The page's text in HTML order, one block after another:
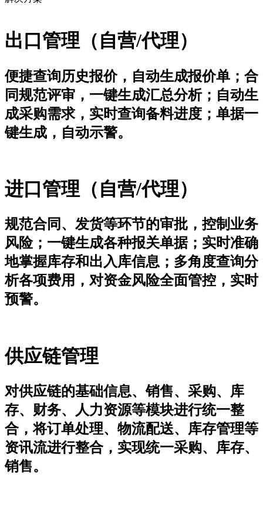
出口管理（自营/代理）
便捷查询历史报价，自动生成报价单；合
同规范评审，一键生成汇总分析；自动生
成采购需求，实时查询备料进度；单据一
键生成，自动示警。
进口管理（自营/代理）
规范合同、发货等环节的审批，控制业务
风险；一键生成各种报关单据；实时准确
地掌握库存和出入库信息；多角度查询分
析各项费用，对资金风险全面管控，实时
预警。
供应链管理
对供应链的基础信息、销售、采购、库
存、财务、人力资源等模块进行统一整
合，将订单处理、物流配送、库存管理等
资讯流进行整合，实现统一采购、库存、
销售。